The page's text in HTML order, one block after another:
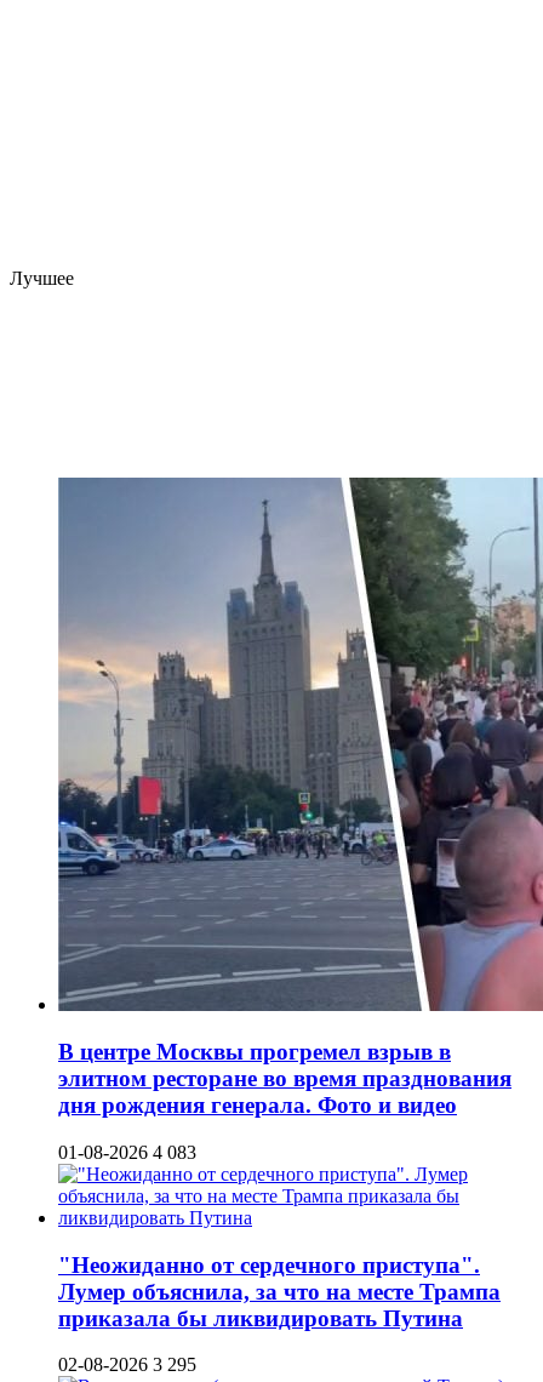
Лучшее
В центре Москвы прогремел взрыв в
элитном ресторане во время празднования
дня рождения генерала. Фото и видео
01-08-2026 4 083
"Неожиданно от сердечного приступа".
Лумер объяснила, за что на месте Трампа
приказала бы ликвидировать Путина
02-08-2026 3 295